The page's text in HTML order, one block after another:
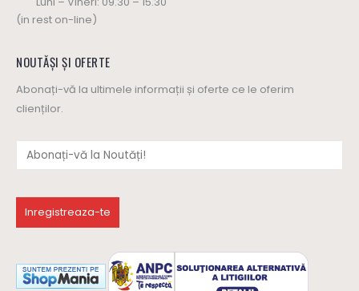
0out of 5
55lei 0 out of 5
55lei
(in rest on-line)
NOUTĂȘI ȘI OFERTE
Abonați-vă la ultimele informații și oferte ce le oferim
clienților.